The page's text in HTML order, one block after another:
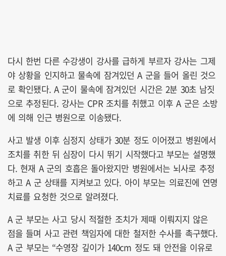
다시 한번 다른 수강생이 강사를 급하게 부르자 강사는 그제
야 상황을 인지하고 물속에 잠겨있던 A 군을 들어 올린 것으
로 확인됐다. A 군이 물속에 잠겨있던 시간은 2분 30초 남짓
으로 추정된다. 강사는 CPR 조치를 취했고 이후 A 군은 소방
에 의해 인근 병원으로 이송됐다.
사고 발생 이후 심정지 상태가 30분 정도 이어졌고 병원에서
조치를 취한 뒤 심장이 다시 뛰기 시작했다고 부모는 설명했
다. 현재 A 군의 호흡은 돌아왔지만 병원에서는 뇌사로 추정
하고 A 군 상태를 지켜보고 있다. 아이 부모는 의료진에 연명
치료를 요청한 것으로 알려졌다.
A 군 부모는 사고 당시 적절한 조치가 제때 이뤄지지 않은
점을 들며 사고 관련 책임자에 대한 철저한 수사를 촉구했다.
A 군 부모는 “수영장 깊이가 140cm 정도 돼 안전을 이유로